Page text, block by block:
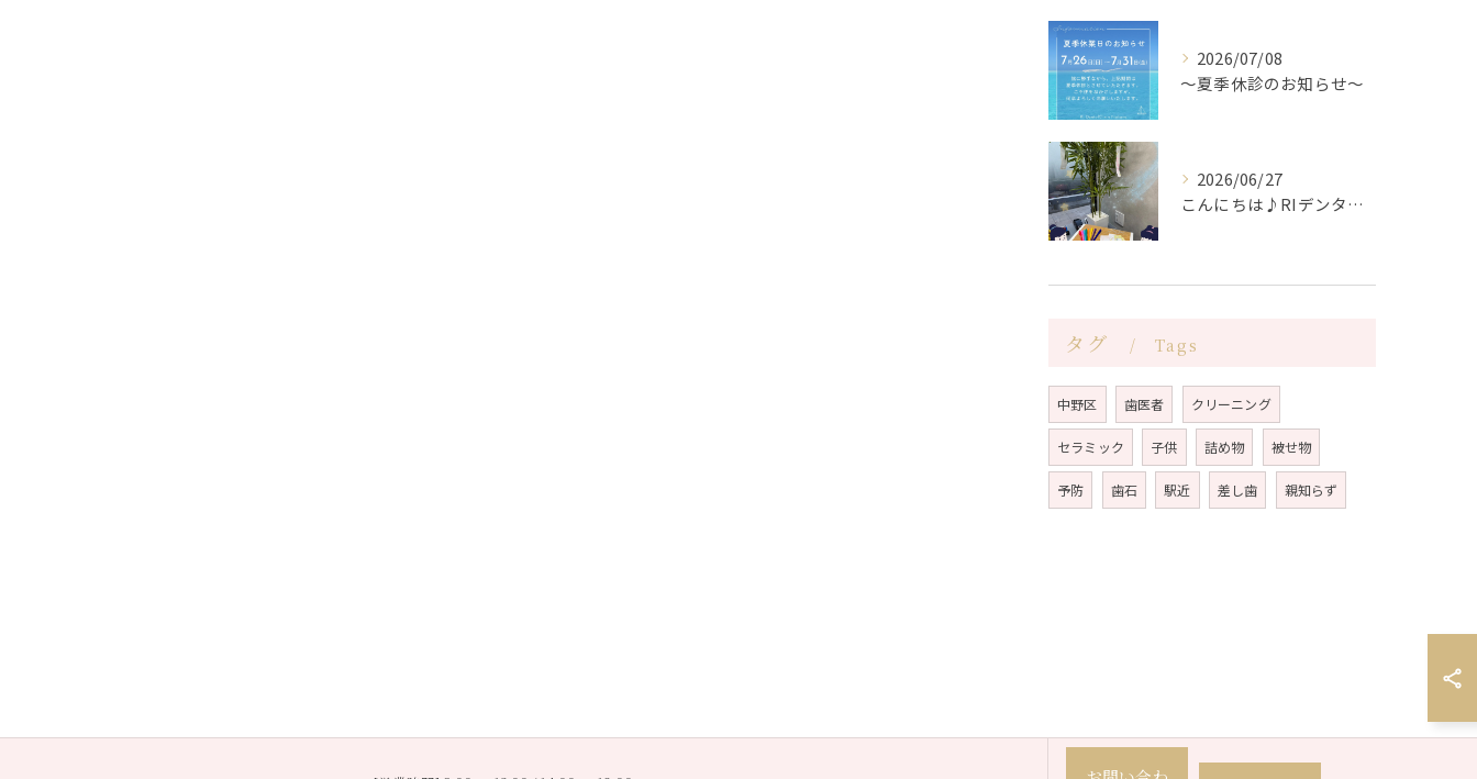
2026/07/08
〜夏季休診のお知らせ〜
2026/06/27
こんにちは♪RIデンタルクリニック中野です🦷
タグ Tags
中野区 歯医者 クリーニング
セラミック 子供 詰め物 被せ物
予防 歯石 駅近 差し歯 親知らず